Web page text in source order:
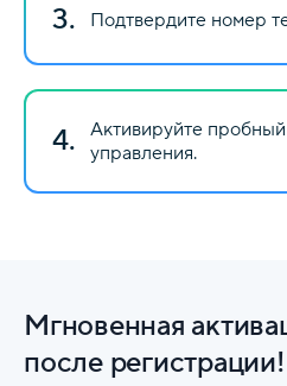
3. Подтвердите номер
4.
Активируйте
управления.
Мгновенная
после регистрации!